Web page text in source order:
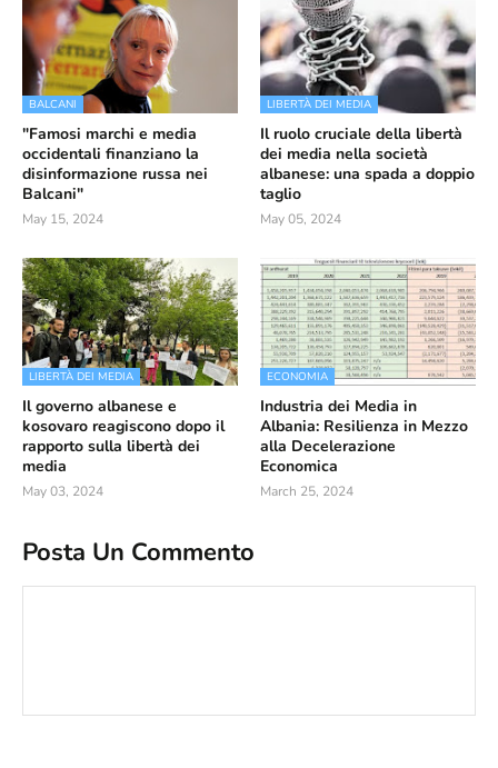
BALCANI
"Famosi marchi e media
occidentali finanziano la
disinformazione russa nei
Balcani"
May 15, 2024
LIBERTÀ DEI MEDIA
Il ruolo cruciale della libertà
dei media nella società
albanese: una spada a doppio
taglio
May 05, 2024
LIBERTÀ DEI MEDIA
Il governo albanese e
kosovaro reagiscono dopo il
rapporto sulla libertà dei
media
May 03, 2024
ECONOMIA
Industria dei Media in
Albania: Resilienza in Mezzo
alla Decelerazione
Economica
March 25, 2024
Posta Un Commento